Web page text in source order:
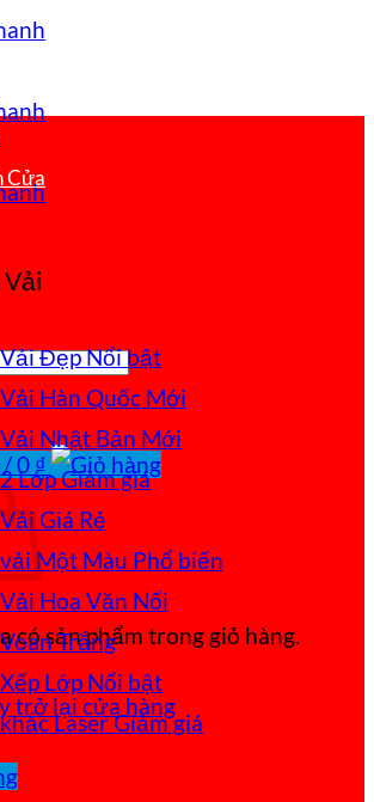
/0 ₫
có sản phẩm trong giỏ hàng.
trở lại cửa hàng
Cửa
Vải
Vải Đẹp
Hàn Quốc
Nhật Bản
Lớp
Giá Rẻ
Một Màu
Hoa Văn Nổi
Trắng
Lớp
Laser